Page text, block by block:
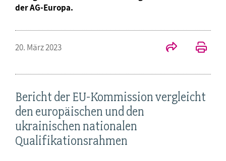
der AG-Europa.
20. März 2023
Bericht der EU-Kommission vergleicht
den europäischen und den
ukrainischen nationalen
Qualifikationsrahmen